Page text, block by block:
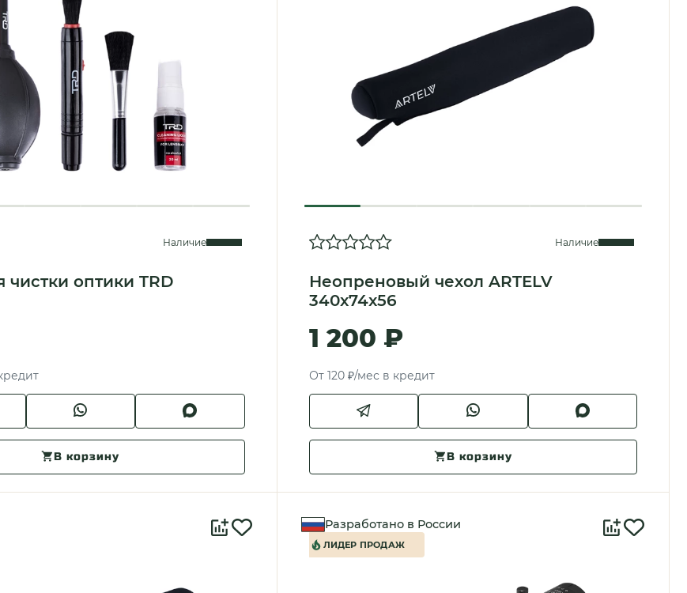
Наличие
чистки оптики TRD
В корзину
Наличие
Неопреновый чехол ARTELV
340x74x56
1 200 ₽
От 120 ₽/мес в кредит
В корзину
Разработано в России
ЛИДЕР ПРОДАЖ